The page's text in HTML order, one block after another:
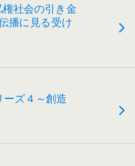
権社会の引き金
播に見る受け
ズ４～創造